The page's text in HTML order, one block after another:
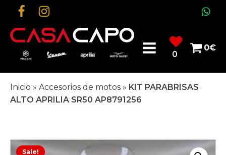
0
0€
Inicio » Accesorios de motos » KIT PARABRISAS
ALTO APRILIA SR50 AP8791256
Sale!